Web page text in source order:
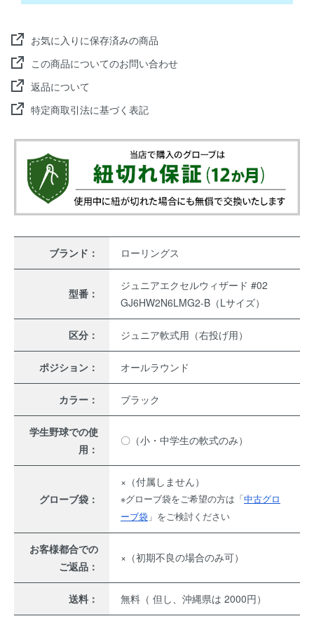
お気に入りに保存済みの商品
この商品についてのお問い合わせ
返品について
特定商取引法に基づく表記
ブランド： ローリングス
型番：
ジュニアエクセルウィザード #02
GJ6HW2N6LMG2-B（Lサイズ）
区分： ジュニア軟式用（右投げ用）
ポジション： オールラウンド
カラー： ブラック
学生野球での使
用：
〇（小・中学生の軟式のみ）
グローブ袋：
×（付属しません）
※グローブ袋をご希望の方は「中古グロ
ーブ袋 」をご検討ください
お客様都合での
ご返品：
×（初期不良の場合のみ可）
送料： 無料（ 但し、沖縄県は 2000円）